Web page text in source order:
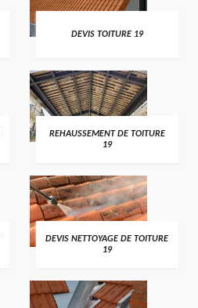
DEVIS TOITURE 19
REHAUSSEMENT DE TOITURE
19
DEVIS NETTOYAGE DE TOITURE
19